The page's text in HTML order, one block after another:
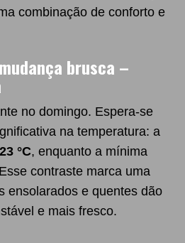
combinação de conforto e
brusca –
no domingo. Espera-se
na temperatura: a
23 °C, enquanto a mínima
contraste marca uma
ensolarados e quentes dão
e mais fresco.